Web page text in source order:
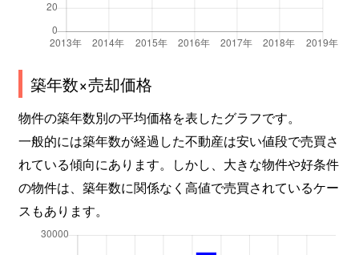
築年数×売却価格
物件の築年数別の平均価格を表したグラフです。
一般的には築年数が経過した不動産は安い値段で売買さ
れている傾向にあります。しかし、大きな物件や好条件
の物件は、築年数に関係なく高値で売買されているケー
スもあります。